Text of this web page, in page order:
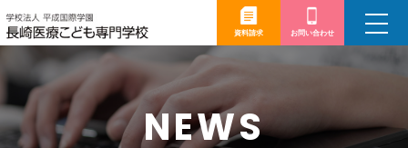
資料請求 お問い合わせ
toggle
NEWS